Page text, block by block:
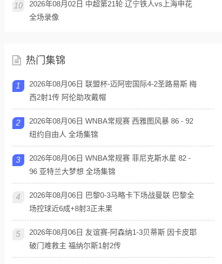
10
2026年08月02日 中超第21轮 辽宁铁人vs上海申花
全场录像
热门集锦
1
2026年08月06日 联盟杯-迈阿密国际4-2圣路易斯 梅
西2射1传 阿伦助攻戴帽
2
2026年08月06日 WNBA常规赛 西雅图风暴 86 - 92
纽约自由人 全场集锦
3
2026年08月06日 WNBA常规赛 菲尼克斯水星 82 -
96 亚特兰大梦想 全场集锦
4
2026年08月06日 巴黎0-3马略卡下场战曼联 巴黎全
场控球近6成+8射3正未果
5
2026年08月06日 友谊赛-阿森纳1-3贝蒂斯 因卡皮耶
破门难救主 福纳尔斯1射2传